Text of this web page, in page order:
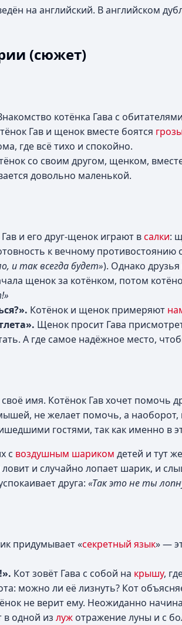
на английский. В английском
(сюжет)
котёнка Гава с
Гав и щенок вместе боятся грозы
где всё тихо и спокойно.
со своим другом, щенком,
довольно маленькой.
и его друг-щенок играют всалки:
к вечному противостоянию
и так всегда будет»). Однако
щенок за котёнком, потом
Котёнок и щенок примеряют
Щенок просит Гава
А где самое надёжное место,
имя. Котёнок Гав хочет помочь
не желает помочь, а
гостями, так как именно в
с воздушным шариком детей и тут
и случайно лопает шарик, и
друга: «Так это не ты
придумывает «секретный язык» —
Кот зовёт Гава с собой на крышу,
можно ли её лизнуть? Кот
не верит ему. Неожиданно
в одной из луж отражение луны и с